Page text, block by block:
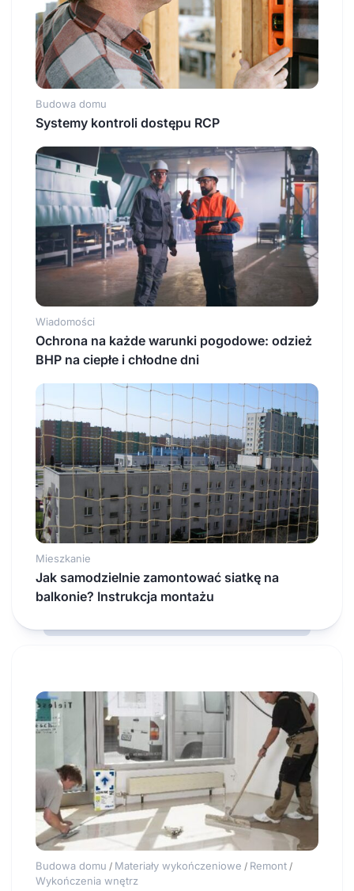
Budowa domu
Systemy kontroli dostępu RCP
Wiadomości
Ochrona na każde warunki pogodowe: odzież
BHP na ciepłe i chłodne dni
Mieszkanie
Jak samodzielnie zamontować siatkę na
balkonie? Instrukcja montażu
Budowa domu / Materiały wykończeniowe / Remont /
Wykończenia wnętrz